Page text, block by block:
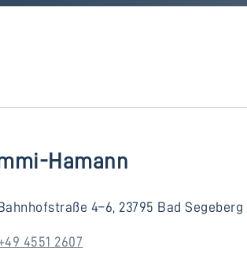
Hamann
4–6, 23795 Bad Segeberg
4551 2607